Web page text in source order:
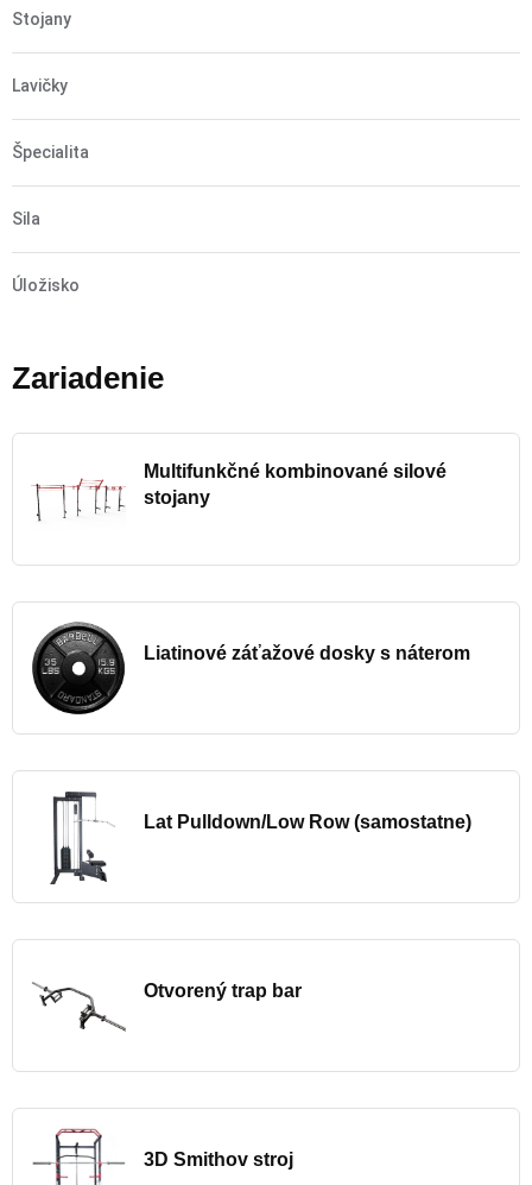
Stojany
Lavičky
Špecialita
Sila
Úložisko
Zariadenie
Multifunkčné kombinované silové
stojany
Liatinové záťažové dosky s náterom
Lat Pulldown/Low Row (samostatne)
Otvorený trap bar
3D Smithov stroj